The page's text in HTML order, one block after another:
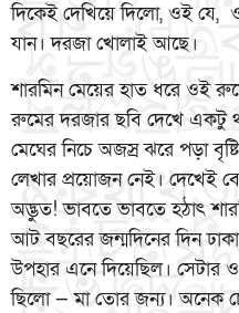
দিকেই দেখিয়ে দিলো, ওই যে,
যান। দরজা খোলাই আছে।
শারমিন মেয়ের হাত ধরে ওই
রুমের দরজার ছবি দেখে একটু
মেঘের নিচে অজস্র ঝরে পড়া
লেখার প্রয়োজন নেই। দেখেই
অদ্ভুত! ভাবতে ভাবতে হঠাৎ
আট বছরের জন্মদিনের দিন
উপহার এনে দিয়েছিল। সেটার
ছিলো — মা তোর জন্য। অনেক